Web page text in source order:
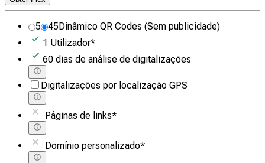
5 45Dinâmico QR Codes (Sem publicidade)
1 Utilizador*
60 dias de análise de digitalizações
Digitalizações por localização GPS
Páginas de links*
Domínio personalizado*